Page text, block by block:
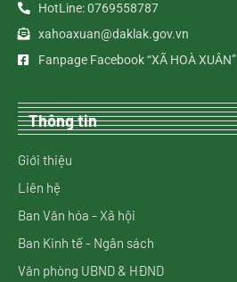
HotLine: 0769558787
xahoaxuan@daklak.gov.vn
Fanpage Facebook “XÃ HOÀ XUÂN”
Thông tin
Giới thiệu
Liên hệ
Ban Văn hóa - Xã hội
Ban Kinh tế - Ngân sách
Văn phòng UBND & HĐND